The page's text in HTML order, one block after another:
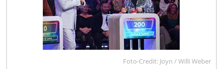
Foto-Credit: Joyn / Willi Weber